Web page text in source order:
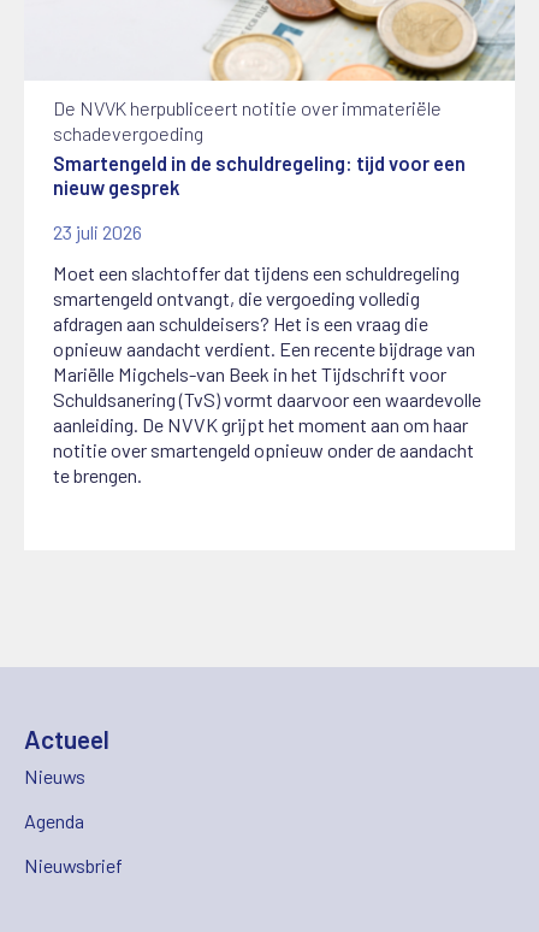
De NVVK herpubliceert notitie over immateriële
schadevergoeding
Smartengeld in de schuldregeling: tijd voor een
nieuw gesprek
23 juli 2026
Moet een slachtoffer dat tijdens een schuldregeling
smartengeld ontvangt, die vergoeding volledig
afdragen aan schuldeisers? Het is een vraag die
opnieuw aandacht verdient. Een recente bijdrage van
Mariëlle Migchels-van Beek in het Tijdschrift voor
Schuldsanering (TvS) vormt daarvoor een waardevolle
aanleiding. De NVVK grijpt het moment aan om haar
notitie over smartengeld opnieuw onder de aandacht
te brengen.
Actueel
Nieuws
Agenda
Nieuwsbrief